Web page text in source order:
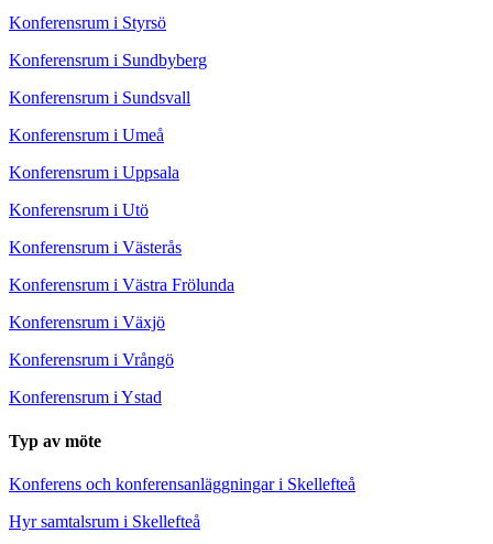
Konferensrum i Styrsö
Konferensrum i Sundbyberg
Konferensrum i Sundsvall
Konferensrum i Umeå
Konferensrum i Uppsala
Konferensrum i Utö
Konferensrum i Västerås
Konferensrum i Västra Frölunda
Konferensrum i Växjö
Konferensrum i Vrångö
Konferensrum i Ystad
Typ av möte
Konferens och konferensanläggningar i Skellefteå
Hyr samtalsrum i Skellefteå